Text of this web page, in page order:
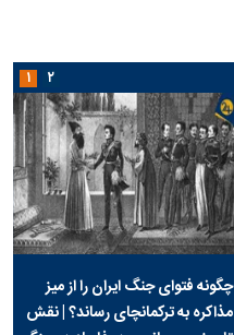
چگونه فتوای جنگ ایران را از میز
مذاکره به ترکمانچای رساند؟ | نقش
۱ ۲